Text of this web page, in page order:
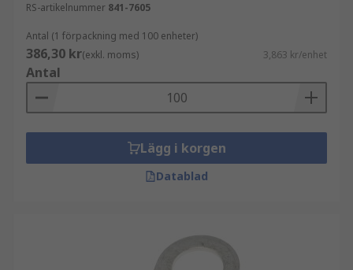
RS-artikelnummer 841-7605
Antal (1 förpackning med 100 enheter)
386,30 kr(exkl. moms) 3,863 kr/enhet
Antal
Lägg i korgen
Datablad